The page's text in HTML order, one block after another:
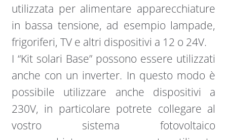
utilizzata per alimentare apparecchiature
in bassa tensione, ad esempio lampade,
frigoriferi, TV e altri dispositivi a 12 o 24V.
I “Kit solari Base” possono essere utilizzati
anche con un inverter. In questo modo è
possibile utilizzare anche dispositivi a
230V, in particolare potrete collegare al
vostro sistema fotovoltaico